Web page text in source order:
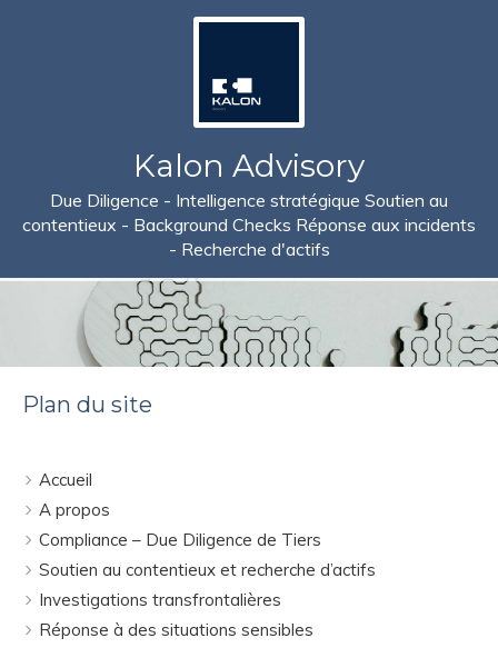
Kalon Advisory
Due Diligence - Intelligence stratégique Soutien au
contentieux - Background Checks Réponse aux incidents
- Recherche d'actifs
Plan du site
Accueil
A propos
Compliance – Due Diligence de Tiers
Soutien au contentieux et recherche d’actifs
Investigations transfrontalières
Réponse à des situations sensibles